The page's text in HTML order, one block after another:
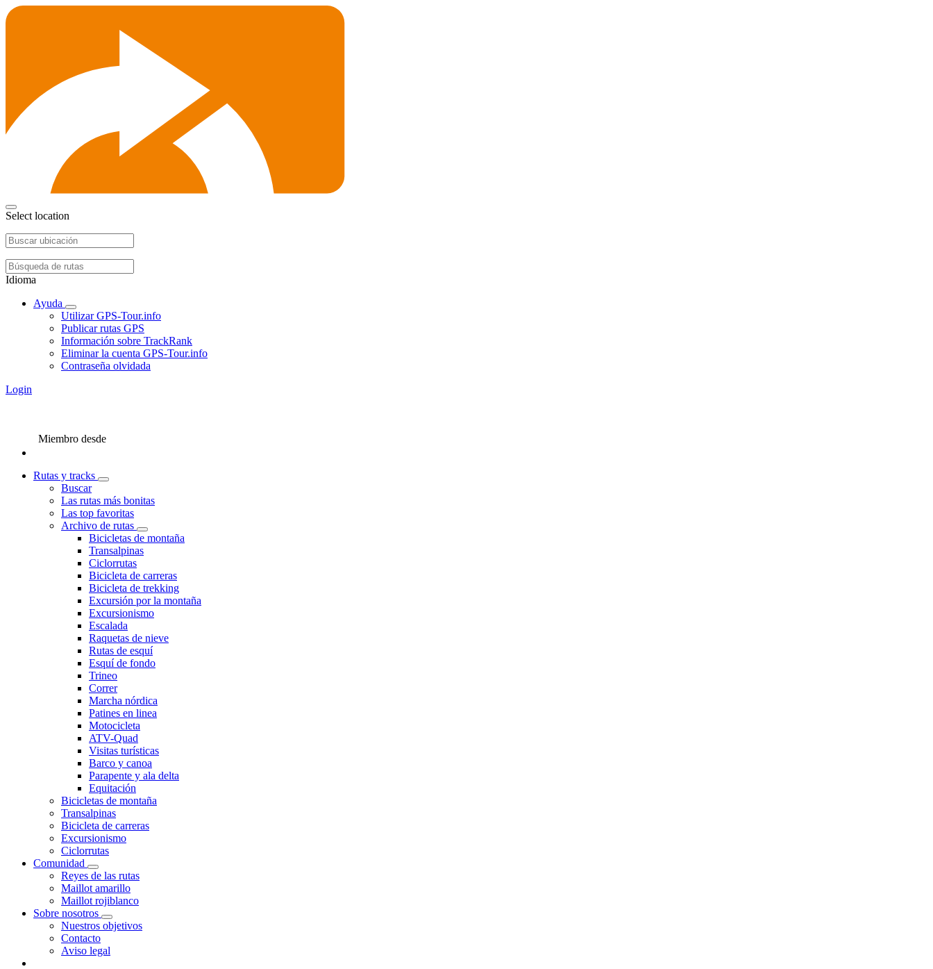
Select location
Idioma
Ayuda
Utilizar GPS-Tour.info
Publicar rutas GPS
Información sobre TrackRank
Eliminar la cuenta GPS-Tour.info
Contraseña olvidada
Login
Miembro desde
Rutas y tracks
Buscar
Las rutas más bonitas
Las top favoritas
Archivo de rutas
Bicicletas de montaña
Transalpinas
Ciclorrutas
Bicicleta de carreras
Bicicleta de trekking
Excursión por la montaña
Excursionismo
Escalada
Raquetas de nieve
Rutas de esquí
Esquí de fondo
Trineo
Correr
Marcha nórdica
Patines en linea
Motocicleta
ATV-Quad
Visitas turísticas
Barco y canoa
Parapente y ala delta
Equitación
Bicicletas de montaña
Transalpinas
Bicicleta de carreras
Excursionismo
Ciclorrutas
Comunidad
Reyes de las rutas
Maillot amarillo
Maillot rojiblanco
Sobre nosotros
Nuestros objetivos
Contacto
Aviso legal